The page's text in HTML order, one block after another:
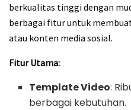
berkualitas tinggi dengan
berbagai fitur untuk
atau konten media sosial.
Fitur Utama:
Template Video:
berbagai kebutuhan.